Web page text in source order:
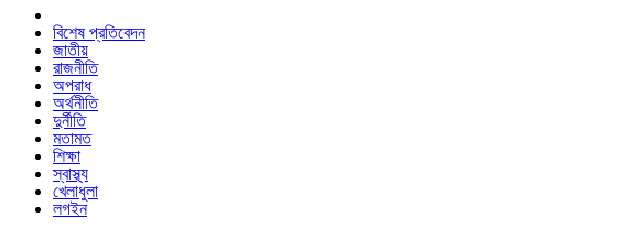
বিশেষ প্রতিবেদন
জাতীয়
রাজনীতি
অপরাধ
অর্থনীতি
দুর্নীতি
মতামত
শিক্ষা
স্বাস্থ্য
খেলাধুলা
লগইন